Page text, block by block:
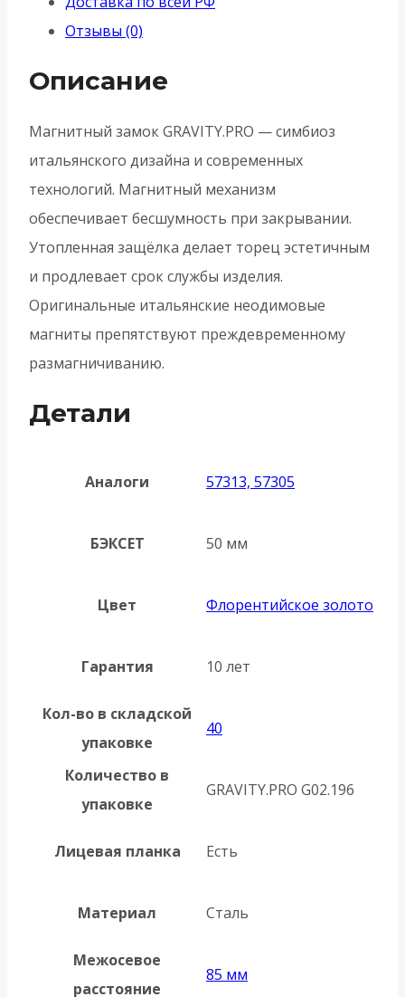
цилиндр
ответной
GRAVITY.PRO
G02.196.50.85
FSG
флор.зол.
Отзывы (0)
Описание
Магнитный замок GRAVITY.PRO — симбиоз
итальянского дизайна и современных
технологий. Магнитный механизм
обеспечивает бесшумность при закрывании.
Утопленная защёлка делает торец эстетичным
и продлевает срок службы изделия.
Оригинальные итальянские неодимовые
магниты препятствуют преждевременному
размагничиванию.
Детали
Аналоги 57313, 57305
БЭКСЕТ 50 мм
Цвет Флорентийское золото
Гарантия 10 лет
Кол-во в складской
упаковке
40
Количество в
упаковке
GRAVITY.PRO G02.196
Лицевая планка Есть
Материал Сталь
Межосевое
расстояние
85 мм